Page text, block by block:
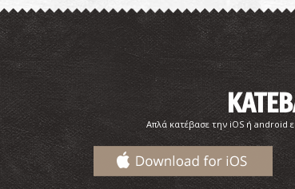
Απλά κατέβασε την iOS ή android